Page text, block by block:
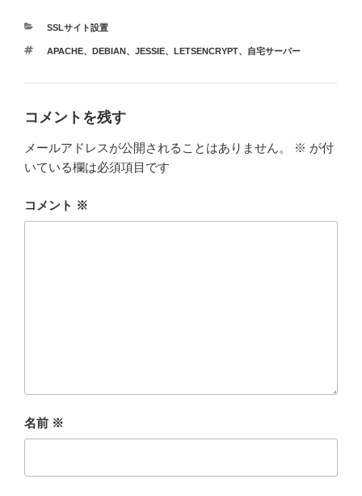
カ
ゴ
SSLサイト設置
タ
APACHE、 DEBIAN、 JESSIE、 LETSENCRYPT、 自宅サーバー
コメントを残す
メールアドレスが公開されることはありません。 ※ が付
いている欄は必須項目です
コメント ※
名前 ※